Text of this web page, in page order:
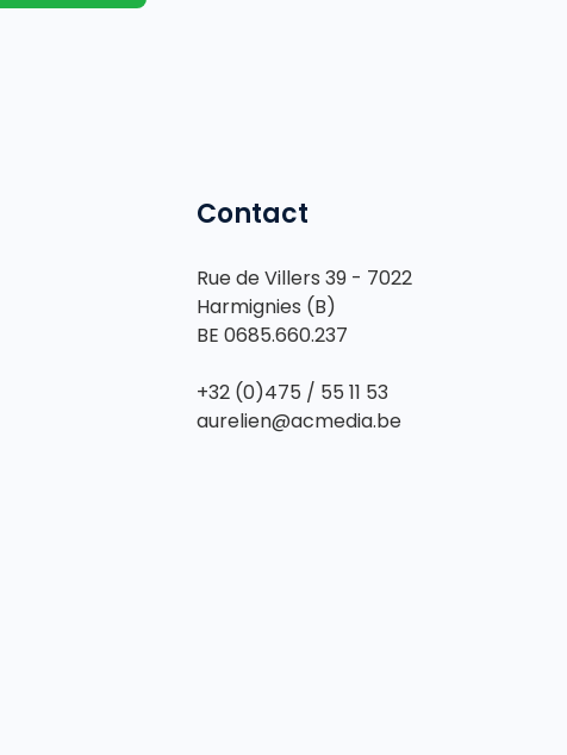
Contact
Rue de Villers 39 - 7022
Harmignies (B)
BE 0685.660.237
+32 (0)475 / 55 11 53